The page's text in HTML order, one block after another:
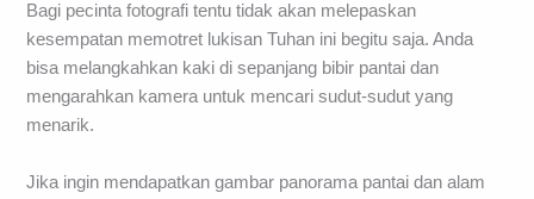
Bagi pecinta fotografi tentu tidak akan melepaskan
kesempatan memotret lukisan Tuhan ini begitu saja. Anda
bisa melangkahkan kaki di sepanjang bibir pantai dan
mengarahkan kamera untuk mencari sudut-sudut yang
menarik.
Jika ingin mendapatkan gambar panorama pantai dan alam